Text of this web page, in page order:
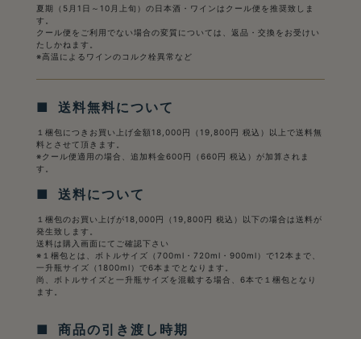
夏期（5月1日～10月上旬）の日本酒・ワインはクール便を推奨致しま
す。
クール便をご利用でない場合の変質については、返品・交換をお受けい
たしかねます。
※高温によるワインのコルク栓異常など
■ 送料無料について
１梱包につきお買い上げ金額18,000円（19,800円 税込）以上で送料無
料とさせて頂きます。
※クール便適用の場合、追加料金600円（660円 税込）が加算されま
す。
■ 送料について
１梱包のお買い上げが18,000円（19,800円 税込）以下の場合は送料が
発生致します。
送料は購入画面にてご確認下さい
※１梱包とは、ボトルサイズ（700ml・720ml・900ml）で12本まで、
一升瓶サイズ（1800ml）で6本までとなります。
尚、ボトルサイズと一升瓶サイズを混載する場合、6本で１梱包となり
ます。
■ 商品の引き渡し時期